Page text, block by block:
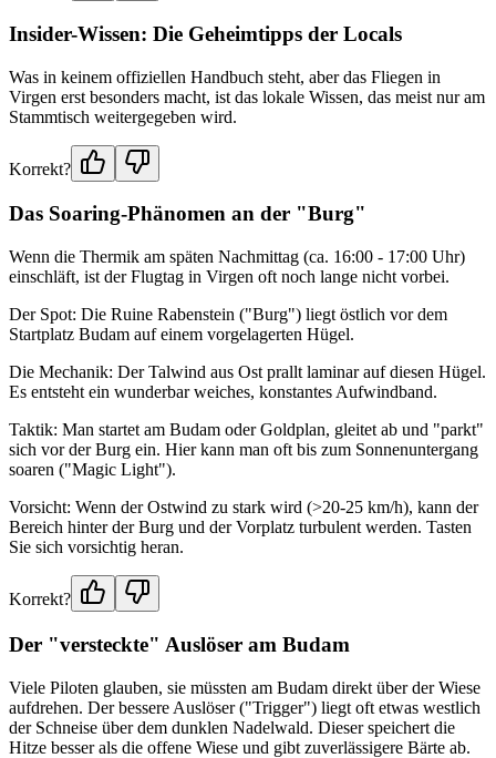
Insider-Wissen: Die Geheimtipps der Locals
Was in keinem offiziellen Handbuch steht, aber das Fliegen in
Virgen erst besonders macht, ist das lokale Wissen, das meist nur am
Stammtisch weitergegeben wird.
Korrekt?
Das Soaring-Phänomen an der "Burg"
Wenn die Thermik am späten Nachmittag (ca. 16:00 - 17:00 Uhr)
einschläft, ist der Flugtag in Virgen oft noch lange nicht vorbei.
Der Spot: Die Ruine Rabenstein ("Burg") liegt östlich vor dem
Startplatz Budam auf einem vorgelagerten Hügel.
Die Mechanik: Der Talwind aus Ost prallt laminar auf diesen Hügel.
Es entsteht ein wunderbar weiches, konstantes Aufwindband.
Taktik: Man startet am Budam oder Goldplan, gleitet ab und "parkt"
sich vor der Burg ein. Hier kann man oft bis zum Sonnenuntergang
soaren ("Magic Light").
Vorsicht: Wenn der Ostwind zu stark wird (>20-25 km/h), kann der
Bereich hinter der Burg und der Vorplatz turbulent werden. Tasten
Sie sich vorsichtig heran.
Korrekt?
Der "versteckte" Auslöser am Budam
Viele Piloten glauben, sie müssten am Budam direkt über der Wiese
aufdrehen. Der bessere Auslöser ("Trigger") liegt oft etwas westlich
der Schneise über dem dunklen Nadelwald. Dieser speichert die
Hitze besser als die offene Wiese und gibt zuverlässigere Bärte ab.